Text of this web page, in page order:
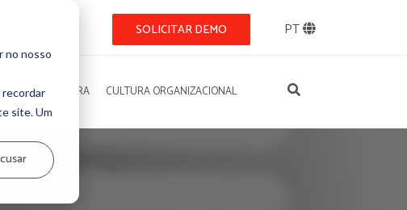
no nosso
recordar
site. Um
SOLICITAR DEMO PT
EMPREGADORA CULTURA ORGANIZACIONAL